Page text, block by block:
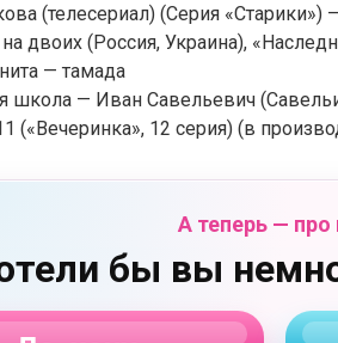
(телесериал) (Серия
двоих (Россия, Украина),
— тамада
школа — Иван Савельевич
(«Вечеринка», 12 серия) (в
А теперь — про
бы вы